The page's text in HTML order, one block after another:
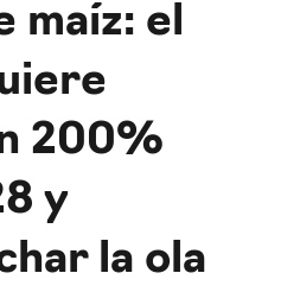
maíz: el
200%
y
la ola